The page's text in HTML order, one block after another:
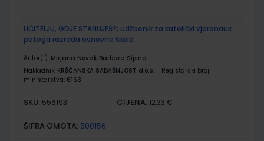
UČITELJU, GDJE STANUJEŠ?; udžbenik za katolički vjeronauk
petoga razreda osnovne škole
Autor(i): Mirjana Novak Barbara Sipina
Nakladnik: KRŠĆANSKA SADAŠNJOST d.o.o.
Registarski broj
ministarstva: 6163
SKU: 556193 CIJENA: 12,33 €
ŠIFRA OMOTA: 500156